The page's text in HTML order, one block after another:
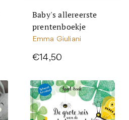
Baby's allereerste
prentenboekje
Emma Giuliani
€14,50